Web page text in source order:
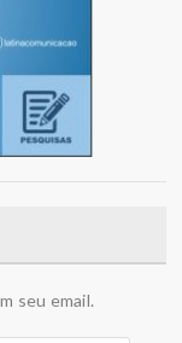
seu email.